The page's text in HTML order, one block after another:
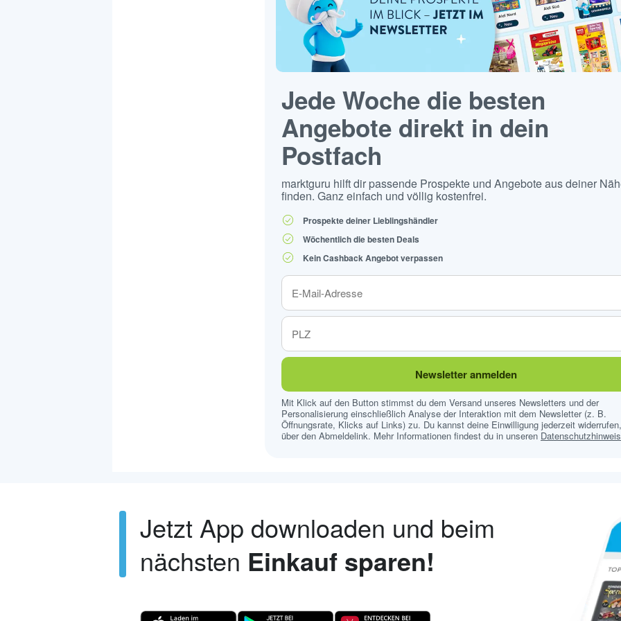
Jede Woche die besten
Angebote direkt in dein
Postfach
marktguru hilft dir passende Prospekte und Angebote aus deiner
finden. Ganz einfach und völlig kostenfrei.
Prospekte deiner Lieblingshändler
Wöchentlich die besten Deals
Kein Cashback Angebot verpassen
Newsletter anmelden
Mit Klick auf den Button stimmst du dem Versand unseres Newsletters und der
Personalisierung einschließlich Analyse der Interaktion mit dem Newsletter (z. B.
Öffnungsrate, Klicks auf Links) zu. Du kannst deine Einwilligung jederzeit
über den Abmeldelink. Mehr Informationen findest du in unseren
Jetzt App downloaden und beim
nächsten Einkauf sparen!